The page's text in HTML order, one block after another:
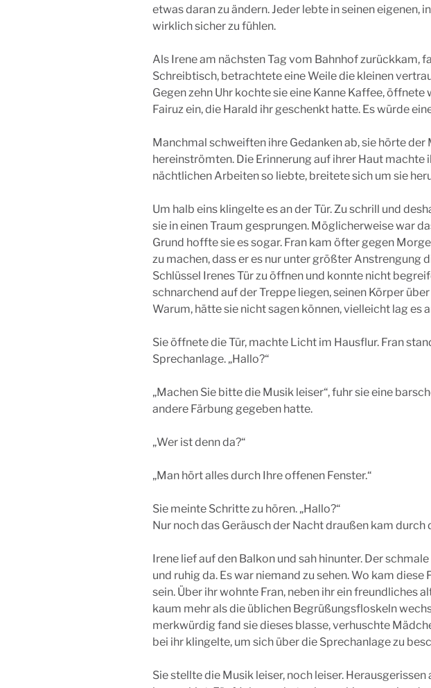
etwas daran zu ändern. Jeder lebte in seinen
wirklich sicher zu fühlen.
Als Irene am nächsten Tag vom Bahnhof zurückkam,
Schreibtisch, betrachtete eine Weile die kleinen
Gegen zehn Uhr kochte sie eine Kanne Kaffee,
Fairuz ein, die Harald ihr geschenkt hatte. Es würde
Manchmal schweiften ihre Gedanken ab, sie hörte
hereinströmten. Die Erinnerung auf ihrer Haut machte
nächtlichen Arbeiten so liebte, breitete sich um sie
Um halb eins klingelte es an der Tür. Zu schrill und
sie in einen Traum gesprungen. Möglicherweise war
Grund hoffte sie es sogar. Fran kam öfter gegen
zu machen, dass er es nur unter größter
Schlüssel Irenes Tür zu öffnen und konnte nicht
schnarchend auf der Treppe liegen, seinen Körper
Warum, hätte sie nicht sagen können, vielleicht lag es
Sie öffnete die Tür, machte Licht im Hausflur. Fran
Sprechanlage. „Hallo?“
„Machen Sie bitte die Musik leiser“, fuhr sie eine
andere Färbung gegeben hatte.
„Wer ist denn da?“
„Man hört alles durch Ihre offenen Fenster.“
Sie meinte Schritte zu hören. „Hallo?“
Nur noch das Geräusch der Nacht draußen kam durch
Irene lief auf den Balkon und sah hinunter. Der
und ruhig da. Es war niemand zu sehen. Wo kam
sein. Über ihr wohnte Fran, neben ihr ein freundliches
kaum mehr als die üblichen Begrüßungsfloskeln
merkwürdig fand sie dieses blasse, verhuschte
bei ihr klingelte, um sich über die Sprechanlage zu
Sie stellte die Musik leiser, noch leiser.